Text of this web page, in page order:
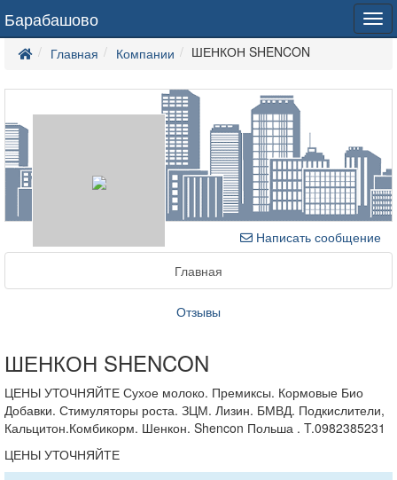
Барабашово
Главная Компании ШЕНКОН SHENCON
Написать сообщение
Главная
Отзывы
ШЕНКОН SHENCON
ЦЕНЫ УТОЧНЯЙТЕ Сухое молоко. Премиксы. Кормовые Био
Добавки. Стимуляторы роста. ЗЦМ. Лизин. БМВД. Подкислители,
Кальцитон.Комбикорм. Шенкон. Shencon Польша . T.0982385231
ЦЕНЫ УТОЧНЯЙТЕ